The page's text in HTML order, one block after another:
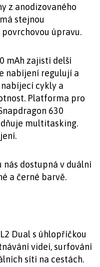
z anodizovaného
stejnou
úpravu.
mAh zajistí delší
nabíjení regulují a
cykly a
Platforma pro
630
multitasking.
nás dostupná v duální
a černé barvě.
Dual s úhlopříčkou
videí, surfování
sítí na cestách.